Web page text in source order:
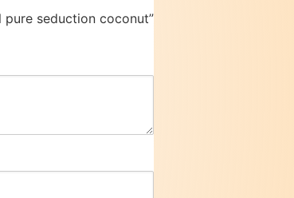
seduction coconut”